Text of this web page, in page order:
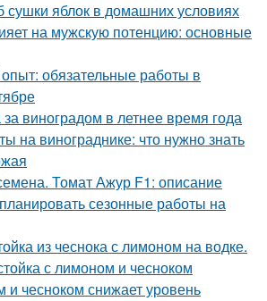
сушки яблок в домашних условиях
на мужскую потенцию: основные
обязательные работы в
виноградом в летнее время года
на винограднике: что нужно знать
Томат Ажур F1: описание
сезонные работы на
из чеснока с лимоном на водке.
с лимоном и чесноком
и чесноком снижает уровень